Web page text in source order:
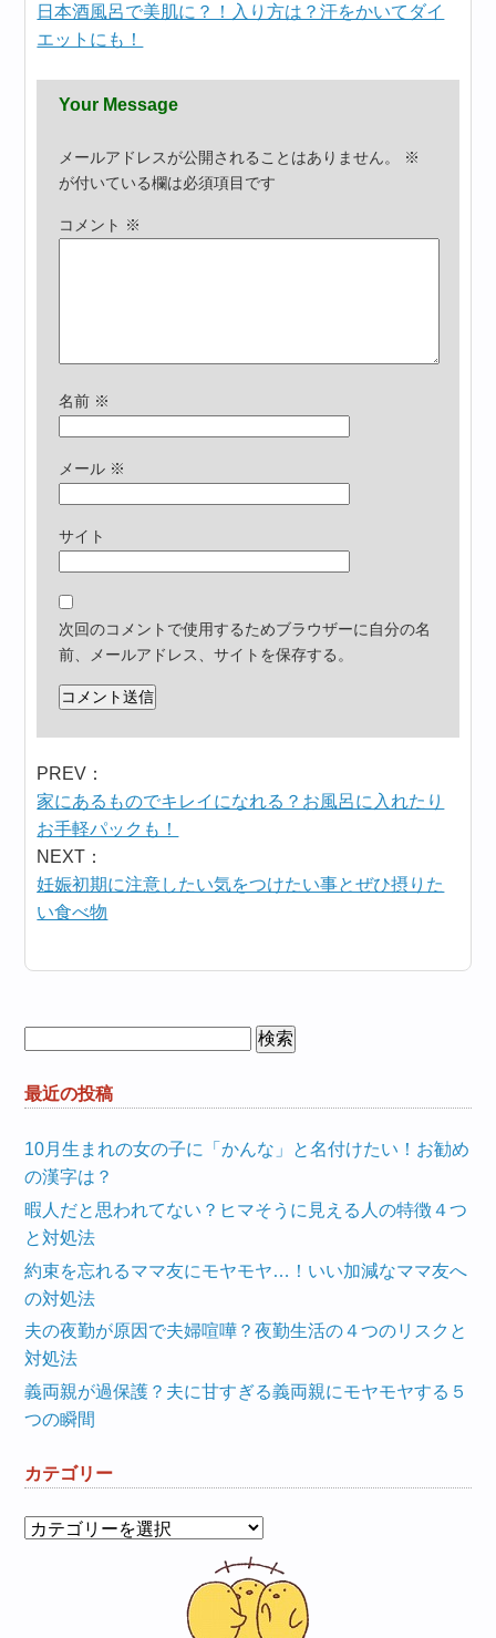
日本酒風呂で美肌に？！入り方は？汗をかいてダイ
エットにも！
Your Message
メールアドレスが公開されることはありません。
※
が付いている欄は必須項目です
コメント ※
名前 ※
メール ※
サイト
次回のコメントで使用するためブラウザーに自分の名
前、メールアドレス、サイトを保存する。
PREV：
家にあるものでキレイになれる？お風呂に入れたり
お手軽パックも！
NEXT：
妊娠初期に注意したい気をつけたい事とぜひ摂りた
い食べ物
最近の投稿
10月生まれの女の子に「かんな」と名付けたい！お勧め
の漢字は？
暇人だと思われてない？ヒマそうに見える人の特徴４つ
と対処法
約束を忘れるママ友にモヤモヤ…！いい加減なママ友へ
の対処法
夫の夜勤が原因で夫婦喧嘩？夜勤生活の４つのリスクと
対処法
義両親が過保護？夫に甘すぎる義両親にモヤモヤする５
つの瞬間
カテゴリー
カ